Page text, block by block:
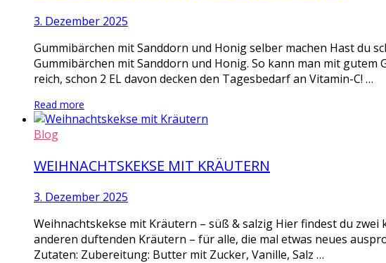
3. Dezember 2025
Gummibärchen mit Sanddorn und Honig selber machen Hast du
Gummibärchen mit Sanddorn und Honig. So kann man mit
reich, schon 2 EL davon decken den Tagesbedarf an Vitamin-C! …
Read more
Blog
WEIHNACHTSKEKSE MIT KRÄUTERN
3. Dezember 2025
Weihnachtskekse mit Kräutern – süß & salzig Hier findest du
anderen duftenden Kräutern – für alle, die mal etwas neues
Zutaten: Zubereitung: Butter mit Zucker, Vanille, Salz …